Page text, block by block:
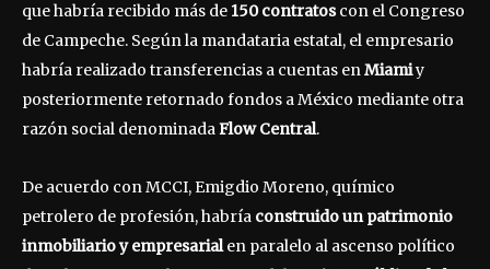
que habría recibido más de 150 contratoscon el Congreso
de Campeche. Según la mandataria estatal, el empresario
habría realizado transferencias a cuentas enMiamiy
posteriormente retornado fondos a México mediante otra
razón social denominadaFlow Central.
De acuerdo con MCCI, Emigdio Moreno, químico
petrolero de profesión, habría construido un patrimonio
inmobiliario y empresarialen paralelo al ascenso político